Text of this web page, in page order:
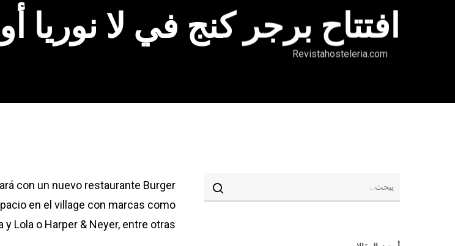
افتتاح برجر كنج في لا نوريا
Revistahosteleria.com
con un nuevo restaurante Burger
en el village con marcas como
y Lola o Harper & Neyer, entre otras.